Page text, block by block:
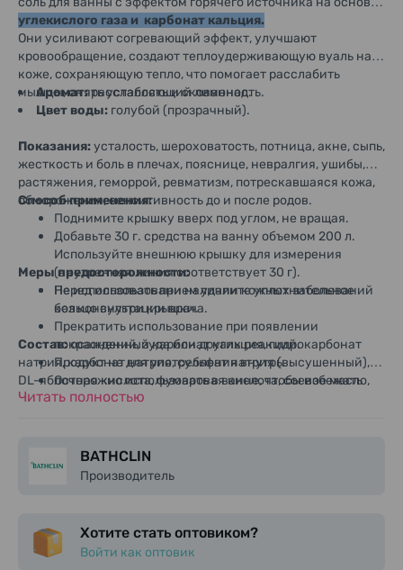
углекислого газа и карбонат кальция.
Они усиливают согревающий эффект, улучшают
кровообращение, создают теплоудерживающую вуаль на
коже, сохраняющую тепло, что помогает расслабить
мышцы, снять усталость и скованность.
Аромат:расслабляющий лимонад.
Цвет воды: голубой (прозрачный).
Показания:усталость, шероховатость, потница, акне, сыпь,
жесткость и боль в плечах, пояснице, невралгия, ушибы,
растяжения, геморрой, ревматизм, потрескавшаяся кожа,
обморожения, сенситивность до и после родов.
Способ применения:
Поднимите крышку вверх под углом, не вращая.
Добавьте 30 г. средства на ванну объемом 200 л.
Используйте внешнюю крышку для измерения
(внутренняя линия соответствует 30 г).
Перед использованием удалите уплотнительное
кольцо внутри крышки.
Меры предосторожности:
Не использовать при наличии кожных заболеваний
без консультации врача.
Прекратить использование при появлении
покраснений, зуда или других реакций.
Продукт не для употребления внутрь.
Осторожно использовать в ванне, чтобы избежать
скольжения.
замачивания деликатных тканей.
Состав:осажденный карбонат кальция, гидрокарбонат
натрия, карбонат натрия, сульфат натрия (высушенный),
DL-яблочная кислота, фумаровая кислота, соевое масло,
PEG (120), оксид магния, ароматизатор.
Читать полностью
BATHCLIN
Производитель
Хотите стать оптовиком?
Войти как оптовик